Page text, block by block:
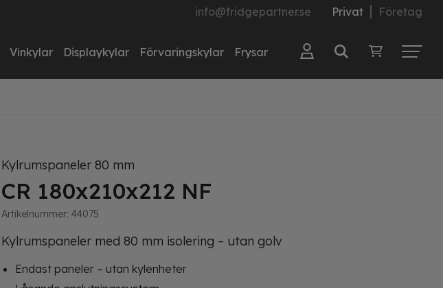
info@fridgepartner.se Privat Företag
Vinkylar Displaykylar Förvaringskylar Frysar
Kylrumspaneler 80 mm
CR 180x210x212 NF
Artikelnummer: 44075
Kylrumspaneler med 80 mm isolering – utan golv
Endast paneler – utan kylenheter